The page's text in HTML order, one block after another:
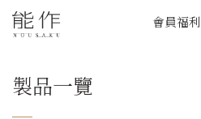
會員福利
製品一覽